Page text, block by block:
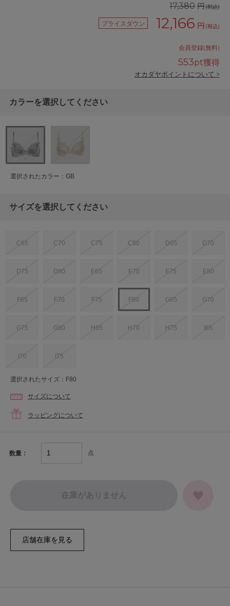
17,380 円(税込)
プライスダウン 12,166 円 (税込)
会員登録(無料)
553pt獲得
オカダヤポイントについて >
カラーを選択してください
選択されたカラー：GB
サイズを選択してください
C65 C70 C75 C80 D65 D70
D75 D80 E65 E70 E75 E80
F65 F70 F75 F80 G65 G70
G75 G80 H65 H70 H75 I65
I70 I75
選択されたサイズ：F80
サイズについて
ラッピングについて
数量： 点
在庫がありません